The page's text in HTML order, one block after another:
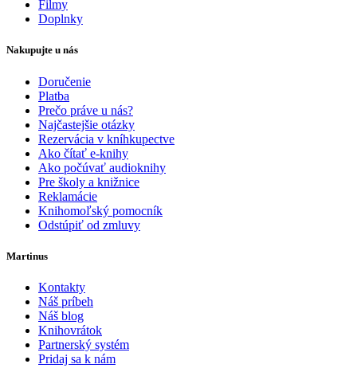
Filmy
Doplnky
Nakupujte u nás
Doručenie
Platba
Prečo práve u nás?
Najčastejšie otázky
Rezervácia v kníhkupectve
Ako čítať e-knihy
Ako počúvať audioknihy
Pre školy a knižnice
Reklamácie
Knihomoľský pomocník
Odstúpiť od zmluvy
Martinus
Kontakty
Náš príbeh
Náš blog
Knihovrátok
Partnerský systém
Pridaj sa k nám